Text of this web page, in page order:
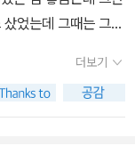
었는데 그때는 그
공부였음ㅋㅋ제일
다는돌발유형이랑
낌이어서 어떤 문제
더보기